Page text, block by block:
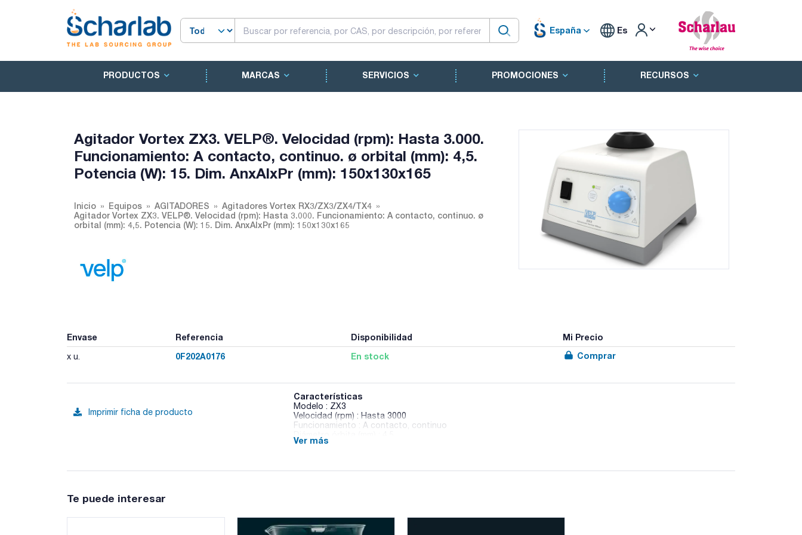
España Es
PRODUCTOS MARCAS SERVICIOS PROMOCIONES RECURSOS
Agitador Vortex ZX3. VELP®. Velocidad (rpm): Hasta 3.000.
Funcionamiento: A contacto, continuo. ø orbital (mm): 4,5.
Potencia (W): 15. Dim. AnxAlxPr (mm): 150x130x165
Inicio Equipos AGITADORES
Agitadores Vortex RX3/ZX3/ZX4/TX4
Agitador Vortex ZX3. VELP®. Velocidad (rpm): Hasta 3.000. Funcionamiento: A contacto, continuo. ø
orbital (mm): 4,5. Potencia (W): 15. Dim. AnxAlxPr (mm): 150x130x165
Envase Referencia Disponibilidad Mi Precio
x u. 0F202A0176 En stock Comprar
Imprimir ficha de producto
Características
Modelo : ZX3
Velocidad (rpm) : Hasta 3000
Funcionamiento : A contacto, continuo
Pantalla : -
Peso (Kg) : 2,7
estructura de polímero que proporciona una excelente resistencia química y mejor manejo. El diseño
ergonómico y altamente innovador confiere una estabilidad notable, y pueden usarse en muchas superficies.
Ver más
Te puede interesar